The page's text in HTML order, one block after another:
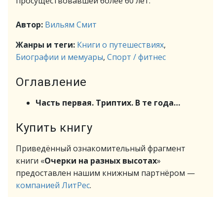
Автор: Вильям Смит
Жанры и теги: Книги о путешествиях,
Биографии и мемуары, Спорт / фитнес
Оглавление
Часть первая. Триптих. В те года…
Купить книгу
Приведённый ознакомительный фрагмент
книги «Очерки на разных высотах»
предоставлен нашим книжным партнёром —
компанией ЛитРес.